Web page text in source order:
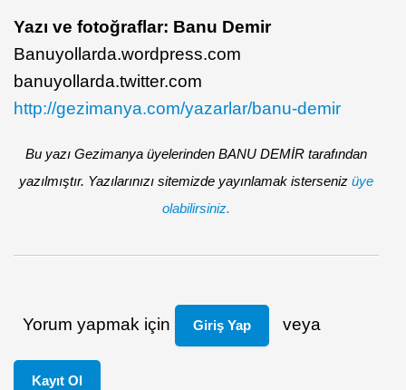
Yazı ve fotoğraflar: Banu Demir
Banuyollarda.wordpress.com
banuyollarda.twitter.com
http://gezimanya.com/yazarlar/banu-demir
Bu yazı Gezimanya üyelerinden BANU DEMİR tarafından
yazılmıştır. Yazılarınızı sitemizde yayınlamak isterseniz üye
olabilirsiniz.
Yorum yapmak için Giriş Yap veya
Kayıt Ol